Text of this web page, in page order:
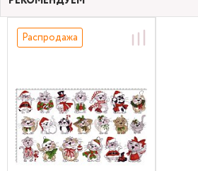
Распродажа